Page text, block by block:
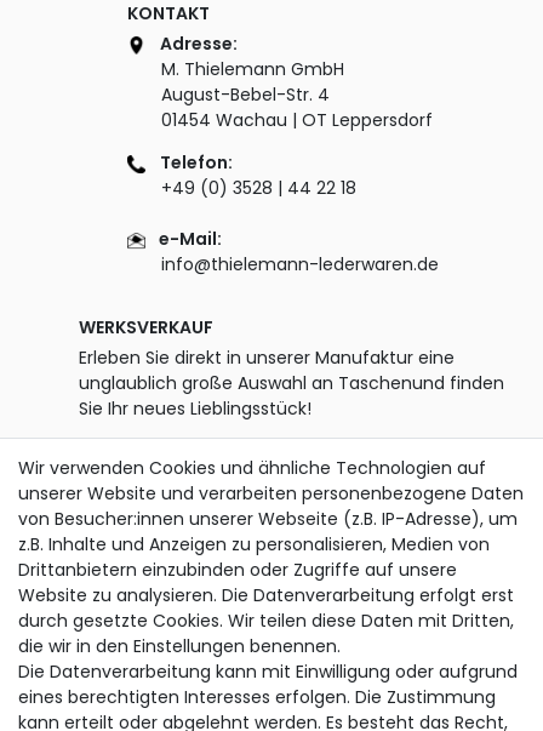
KONTAKT
Adresse:
M. Thielemann GmbH
August-Bebel-Str. 4
01454 Wachau | OT Leppersdorf
Telefon:
+49 (0) 3528 | 44 22 18
e-Mail:
info@thielemann-lederwaren.de
WERKSVERKAUF
Erleben Sie direkt in unserer Manufaktur eine
unglaublich große Auswahl an Taschenund finden
Sie Ihr neues Lieblingsstück!
Montag - Freitag
07.00 - 12.00 Uhr und 13.00 - 15.00 Uhr
zusätzlich Dienstag
13.00 - 18.00 Uhr
SERVICE
Versand & Lieferung
Zahlungsmöglichkeiten
Rückgabe & Umtausch
Wir verwenden Cookies und ähnliche Technologien auf
unserer Website und verarbeiten personenbezogene Daten
von Besucher:innen unserer Webseite (z.B. IP-Adresse), um
z.B. Inhalte und Anzeigen zu personalisieren, Medien von
Drittanbietern einzubinden oder Zugriffe auf unsere
Website zu analysieren. Die Datenverarbeitung erfolgt erst
durch gesetzte Cookies. Wir teilen diese Daten mit Dritten,
die wir in den Einstellungen benennen.
Die Datenverarbeitung kann mit Einwilligung oder aufgrund
eines berechtigten Interesses erfolgen. Die Zustimmung
kann erteilt oder abgelehnt werden. Es besteht das Recht,